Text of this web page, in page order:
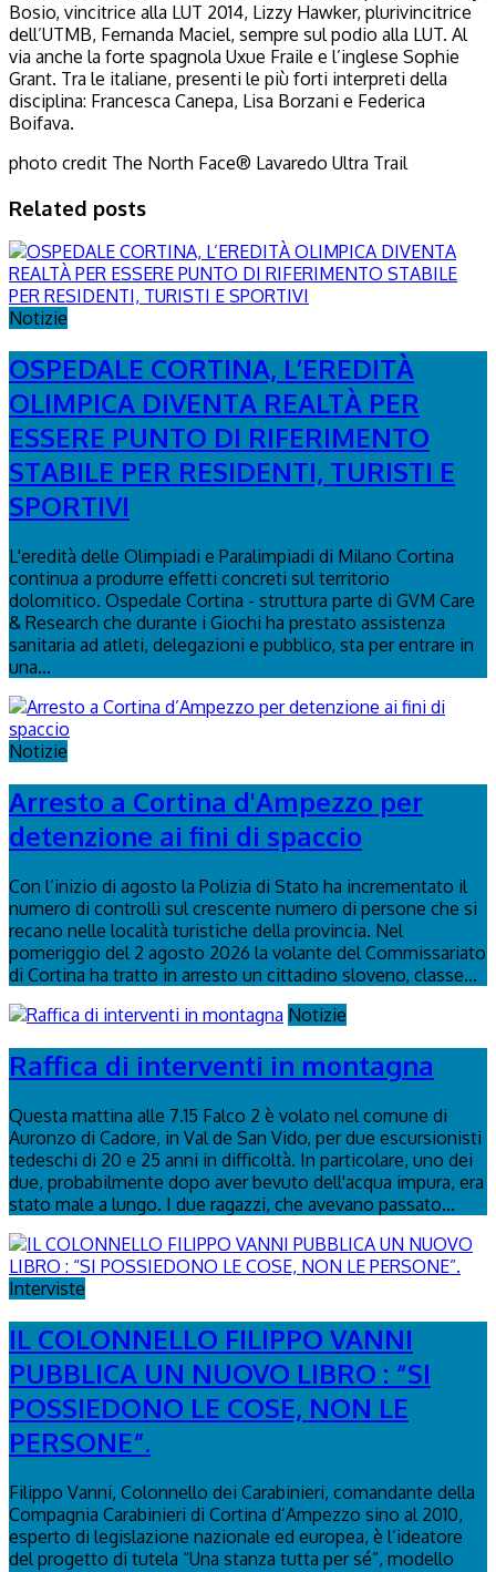
Bosio, vincitrice alla LUT 2014, Lizzy Hawker, plurivincitrice
dell’UTMB, Fernanda Maciel, sempre sul podio alla LUT. Al
via anche la forte spagnola Uxue Fraile e l’inglese Sophie
Grant. Tra le italiane, presenti le più forti interpreti della
disciplina: Francesca Canepa, Lisa Borzani e Federica
Boifava.
photo credit The North Face® Lavaredo Ultra Trail
Related posts
Notizie
OSPEDALE CORTINA, L’EREDITÀ
OLIMPICA DIVENTA REALTÀ PER
ESSERE PUNTO DI RIFERIMENTO
STABILE PER RESIDENTI, TURISTI E
SPORTIVI
L'eredità delle Olimpiadi e Paralimpiadi di Milano Cortina
continua a produrre effetti concreti sul territorio
dolomitico. Ospedale Cortina - struttura parte di GVM Care
& Research che durante i Giochi ha prestato assistenza
sanitaria ad atleti, delegazioni e pubblico, sta per entrare in
una...
Notizie
Arresto a Cortina d'Ampezzo per
detenzione ai fini di spaccio
Con l’inizio di agosto la Polizia di Stato ha incrementato il
numero di controlli sul crescente numero di persone che si
recano nelle località turistiche della provincia. Nel
pomeriggio del 2 agosto 2026 la volante del Commissariato
di Cortina ha tratto in arresto un cittadino sloveno, classe...
Notizie
Raffica di interventi in montagna
Questa mattina alle 7.15 Falco 2 è volato nel comune di
Auronzo di Cadore, in Val de San Vido, per due escursionisti
tedeschi di 20 e 25 anni in difficoltà. In particolare, uno dei
due, probabilmente dopo aver bevuto dell'acqua impura, era
stato male a lungo. I due ragazzi, che avevano passato...
Interviste
IL COLONNELLO FILIPPO VANNI
PUBBLICA UN NUOVO LIBRO : “SI
POSSIEDONO LE COSE, NON LE
PERSONE”.
Filippo Vanni, Colonnello dei Carabinieri, comandante della
Compagnia Carabinieri di Cortina d’Ampezzo sino al 2010,
esperto di legislazione nazionale ed europea, è l’ideatore
del progetto di tutela “Una stanza tutta per sé”, modello